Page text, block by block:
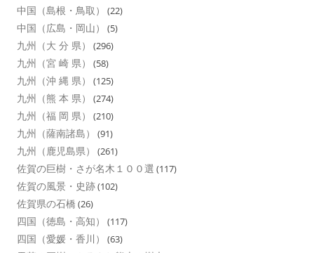
中国（島根・鳥取） (22)
中国（広島・岡山） (5)
九州（大 分 県） (296)
九州（宮 崎 県） (58)
九州（沖 縄 県） (125)
九州（熊 本 県） (274)
九州（福 岡 県） (210)
九州（薩南諸島） (91)
九州（鹿児島県） (261)
佐賀の巨樹・さが名木１００選 (117)
佐賀の風景・史跡(102)
佐賀県の石橋 (26)
四国（徳島・高知） (117)
四国（愛媛・香川） (63)